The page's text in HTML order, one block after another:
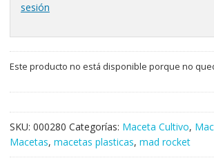
sesión
Este producto no está disponible porque no
SKU: 000280 Categorías: Maceta Cultivo,
Macetas, macetas plasticas, mad rocket